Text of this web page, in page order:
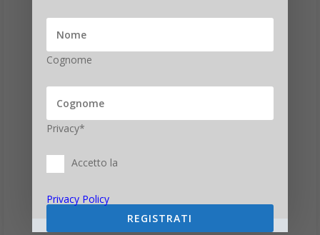
Cognome
Privacy*
Accetto la
Privacy Policy
REGISTRATI